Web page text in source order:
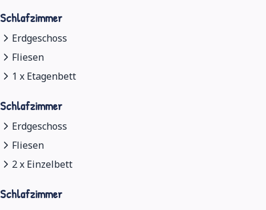
Schlafzimmer
Erdgeschoss
Fliesen
1 x Etagenbett
Schlafzimmer
Erdgeschoss
Fliesen
2 x Einzelbett
Schlafzimmer